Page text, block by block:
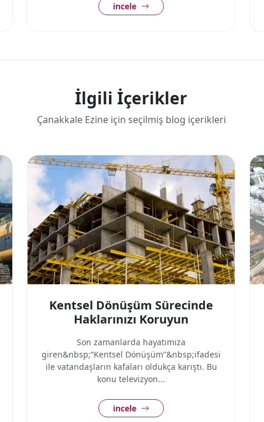
incele
İlgili İçerikler
Çanakkale Ezine için seçilmiş blog içerikleri
Kentsel Dönüşüm Sürecinde
Haklarınızı Koruyun
Son zamanlarda hayatımıza
giren&nbsp;“Kentsel Dönüşüm”&nbsp;ifadesi
ile vatandaşların kafaları oldukça karıştı. Bu
konu televizyon...
incele